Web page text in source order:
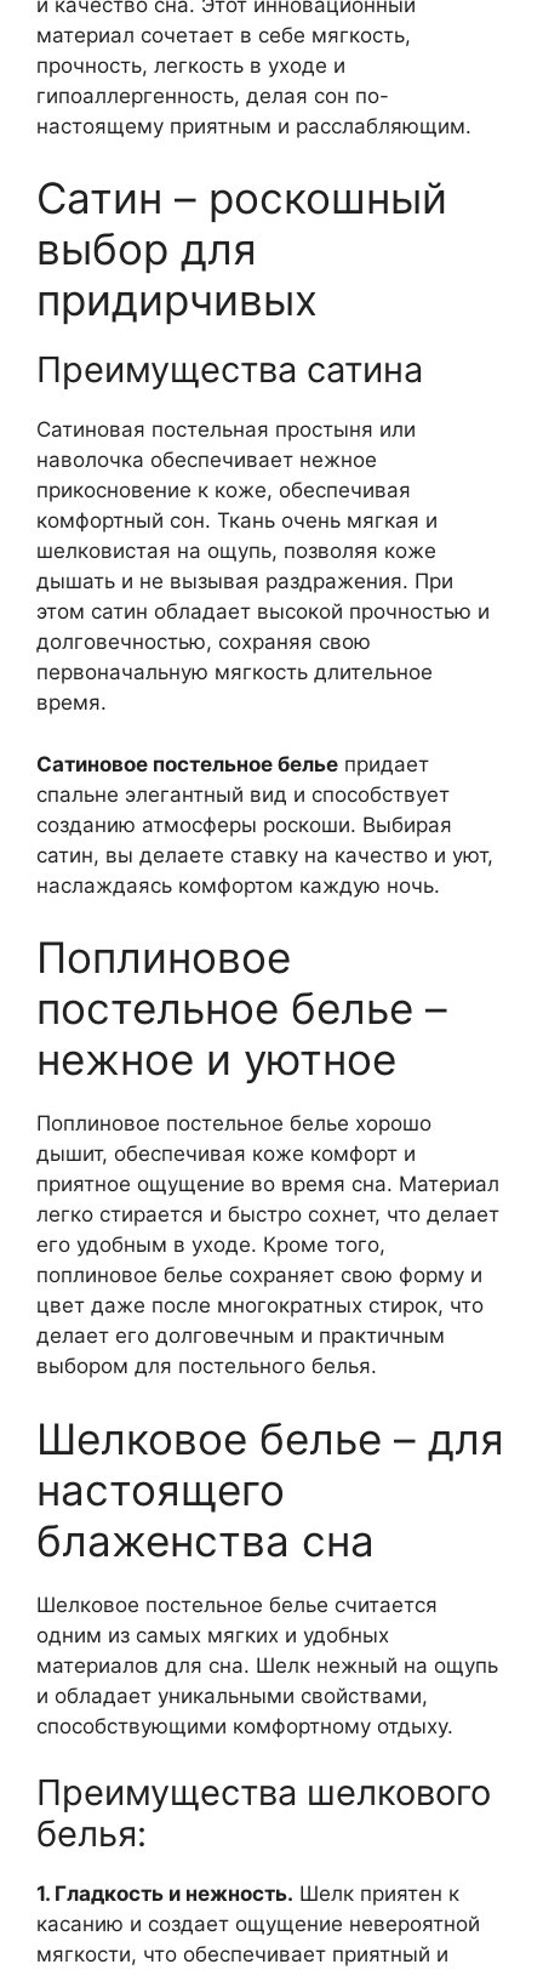
материал сочетает в себе мягкость,
прочность, легкость в уходе и
гипоаллергенность, делая сон по-
настоящему приятным и расслабляющим.
Сатин – роскошный
выбор для
придирчивых
Преимущества сатина
Сатиновая постельная простыня или
наволочка обеспечивает нежное
прикосновение к коже, обеспечивая
комфортный сон. Ткань очень мягкая и
шелковистая на ощупь, позволяя коже
дышать и не вызывая раздражения. При
этом сатин обладает высокой прочностью и
долговечностью, сохраняя свою
первоначальную мягкость длительное
время.
Сатиновое постельное белье придает
спальне элегантный вид и способствует
созданию атмосферы роскоши. Выбирая
сатин, вы делаете ставку на качество и уют,
наслаждаясь комфортом каждую ночь.
Поплиновое
постельное белье –
нежное и уютное
Поплиновое постельное белье хорошо
дышит, обеспечивая коже комфорт и
приятное ощущение во время сна. Материал
легко стирается и быстро сохнет, что делает
его удобным в уходе. Кроме того,
поплиновое белье сохраняет свою форму и
цвет даже после многократных стирок, что
делает его долговечным и практичным
выбором для постельного белья.
Шелковое белье – для
настоящего
блаженства сна
Шелковое постельное белье считается
одним из самых мягких и удобных
материалов для сна. Шелк нежный на ощупь
и обладает уникальными свойствами,
способствующими комфортному отдыху.
Преимущества шелкового
белья:
1. Гладкость и нежность. Шелк приятен к
касанию и создает ощущение невероятной
мягкости, что обеспечивает приятный и